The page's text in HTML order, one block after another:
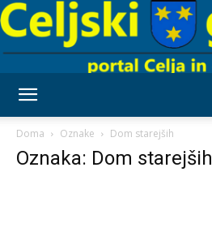
Doma Oznake Dom starejših
Oznaka: Dom starejših